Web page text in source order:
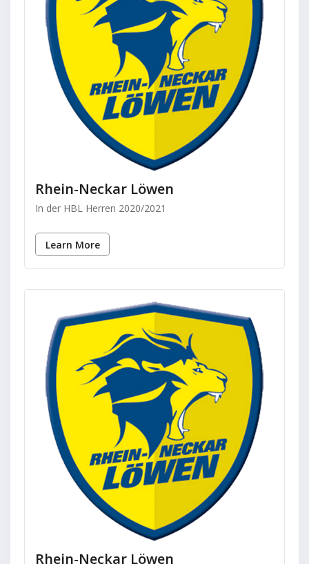
Rhein-Neckar Löwen
In der HBL Herren 2020/2021
Learn More
Rhein-Neckar Löwen